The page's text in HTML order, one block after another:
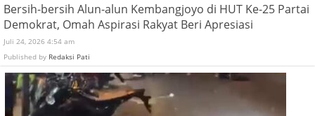
Bersih-bersih Alun-alun Kembangjoyo di HUT Ke-25 Partai
Demokrat, Omah Aspirasi Rakyat Beri Apresiasi
Juli 24, 2026 4:54 am
Published by Redaksi Pati